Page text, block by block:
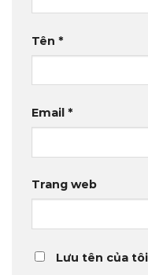
Tên *
Email *
Trang web
Lưu tên của